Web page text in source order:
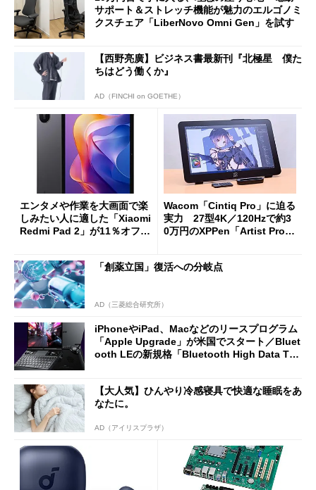
サポート＆ストレッチ機能が魅力のエルゴノミ
クスチェア「LiberNovo Omni Gen」を試す
【西野亮廣】ビジネス書最新刊『北極星 僕た
ちはどう働くか』
AD（FINCHI on GOETHE）
エンタメや作業を大画面で楽
しみたい人に適した「Xiaomi
Redmi Pad 2」が11％オフの
Wacom「Cintiq Pro」に迫る
実力 27型4K／120Hzで約3
0万円のXPPen「Artist Pro 2
「創薬立国」復活への分岐点
AD（三菱総合研究所）
iPhoneやiPad、Macなどのリースプログラム
「Apple Upgrade」が米国でスタート／Bluet
ooth LEの新規格「Bluetooth High Data Thr
【大人気】ひんやり冷感寝具で快適な睡眠をあ
なたに。
AD（アイリスプラザ）